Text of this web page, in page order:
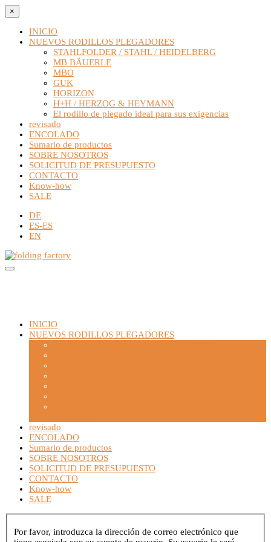
×
INICIO
NUEVOS RODILLOS PLEGADORES
STAHLFOLDER / STAHL / HEIDELBERG
MB BÄUERLE
MBO
GUK
HORIZON
H+H / HERZOG & HEYMANN
El rodillo de plegado ideal para sus exigencias
revisado
ENCOLADO
Sumario de productos
SOBRE NOSOTROS
SOLICITUD DE PRESUPUESTO
CONTACTO
Know-how
SALE
DE
ES-ES
EN
INICIO
NUEVOS RODILLOS PLEGADORES
revisado
ENCOLADO
Sumario de productos
SOBRE NOSOTROS
SOLICITUD DE PRESUPUESTO
CONTACTO
Know-how
SALE
Por favor, introduzca la dirección de correo electrónico que